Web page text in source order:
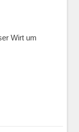
Wirt um